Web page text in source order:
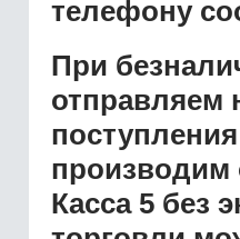
телефону
При
отправляем
производим
Касса 5 без